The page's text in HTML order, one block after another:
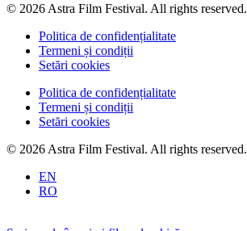
© 2026 Astra Film Festival. All rights reserved.
Politica de confidențialitate
Termeni și condiții
Setări cookies
Politica de confidențialitate
Termeni și condiții
Setări cookies
© 2026 Astra Film Festival. All rights reserved.
EN
RO